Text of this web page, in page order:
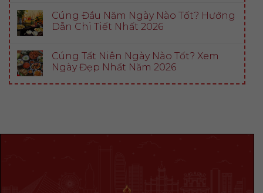
Cúng Đầu Năm Ngày Nào Tốt? Hướng
Dẫn Chi Tiết Nhất 2026
Cúng Tất Niên Ngày Nào Tốt? Xem
Ngày Đẹp Nhất Năm 2026